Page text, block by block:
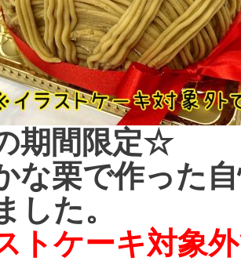
期間限定☆
な栗で作った
した。
トケーキ対象